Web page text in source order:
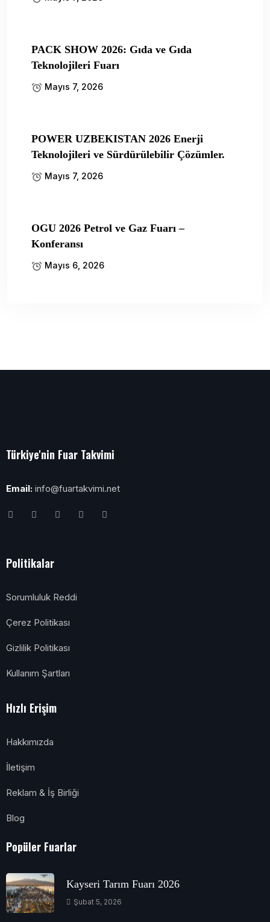
PACK SHOW 2026: Gıda ve Gıda
Teknolojileri Fuarı
Mayıs 7, 2026
POWER UZBEKISTAN 2026 Enerji
Teknolojileri ve Sürdürülebilir Çözümler.
Mayıs 7, 2026
OGU 2026 Petrol ve Gaz Fuarı –
Konferansı
Mayıs 6, 2026
Türkiye'nin Fuar Takvimi
Email: info@fuartakvimi.net
Politikalar
Sorumluluk Reddi
Çerez Politikası
Gizlilik Politikası
Kullanım Şartları
Hızlı Erişim
Hakkımızda
İletişim
Reklam & İş Birliği
Blog
Popüler Fuarlar
Kayseri Tarım Fuarı 2026
Şubat 5, 2026